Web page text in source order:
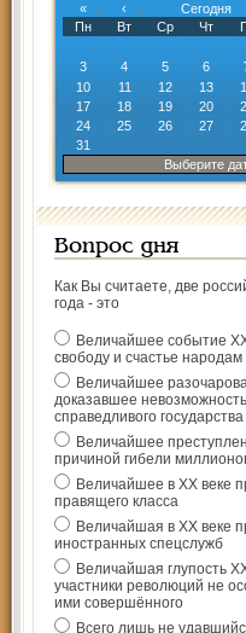
«
‹ Сегодня
Пн
Вт Ср Чт
3
4 5 6
10
11 12 13
17
18 19 20
24
25 26 27
31
Выберите
Вопрос дня
Как Вы считаете, две
года - это
Величайшее событие
свободу и счастье народам
Величайшее
доказавшее
справедливого государства
Величайшее
причиной гибели
Величайшее в ХХ веке
правящего класса
Величайшая в ХХ веке
иностранных спецслужб
Величайшая глупость
участники революций не
ими совершённого
Всего лишь не